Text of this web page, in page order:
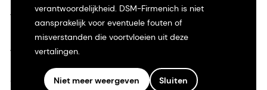
verantwoordelijkheid. DSM-Firmenich is niet
aansprakelijk voor eventuele fouten of
misverstanden die voortvloeien uit deze
vertalingen.
Niet meer weergeven Sluiten
Toegankelijkheidsverklaring
Juridische informatie
Sitemap